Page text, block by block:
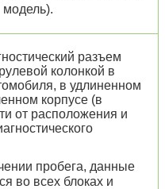
модель).
разъем
колонкой в
в удлиненном
корпусе (в
от расположения и
пробега, данные
во всех блоках и